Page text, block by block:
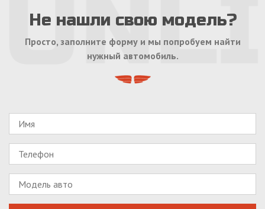
Не нашли свою модель?
Просто, заполните форму и мы попробуем найти
нужный автомобиль.